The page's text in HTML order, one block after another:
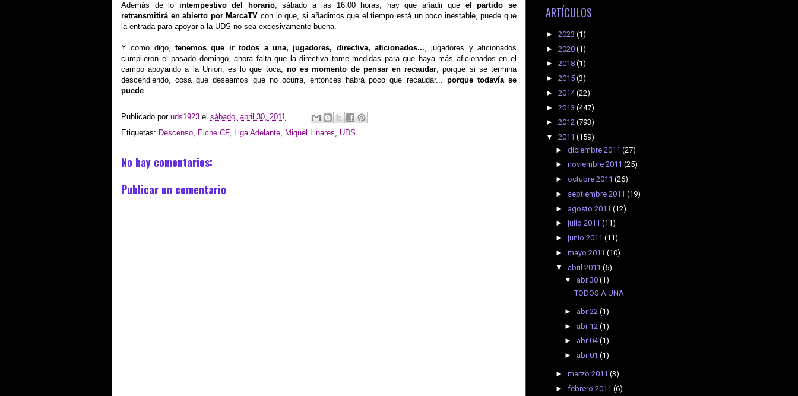
Además de lo intempestivo del horario, sábado a las 16:00 horas, hay que añadir que el partido se
retransmitirá en abierto por MarcaTV con lo que, si añadimos que el tiempo está un poco inestable, puede que
la entrada para apoyar a la UDS no sea excesivamente buena.
Y como digo,tenemos que ir todos a una, jugadores, directiva, aficionados..., jugadores y aficionados
cumplieron el pasado domingo, ahora falta que la directiva tome medidas para que haya más aficionados en el
campo apoyando a la Unión, es lo que toca, no es momento de pensar en recaudar, porque si se termina
descendiendo, cosa que deseamos que no ocurra, entonces habrá poco que recaudar... porque todavía se
puede.
Publicado por uds1923 el sábado, abril 30, 2011
Etiquetas: Descenso, Elche CF, Liga Adelante, Miguel Linares, UDS
No hay comentarios:
Publicar un comentario
ARTÍCULOS
► 2023 (1)
► 2020 (1)
► 2018 (1)
► 2015 (3)
► 2014(22)
► 2013 (447)
► 2012 (793)
▼ 2011 (159)
► diciembre 2011 (27)
► noviembre 2011 (25)
► octubre 2011 (26)
► septiembre 2011 (19)
► agosto 2011 (12)
► julio 2011 (11)
► junio 2011 (11)
► mayo 2011 (10)
▼ abril 2011 (5)
▼abr 30(1)
TODOS A UNA
►abr 22(1)
►abr 12(1)
►abr 04(1)
►abr 01(1)
► marzo 2011 (3)
► febrero 2011 (6)